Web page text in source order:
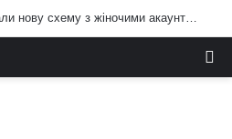
Спецслужби РФ вигадали нову схему з жіночими акаунтами в Україні: як виманюють військових